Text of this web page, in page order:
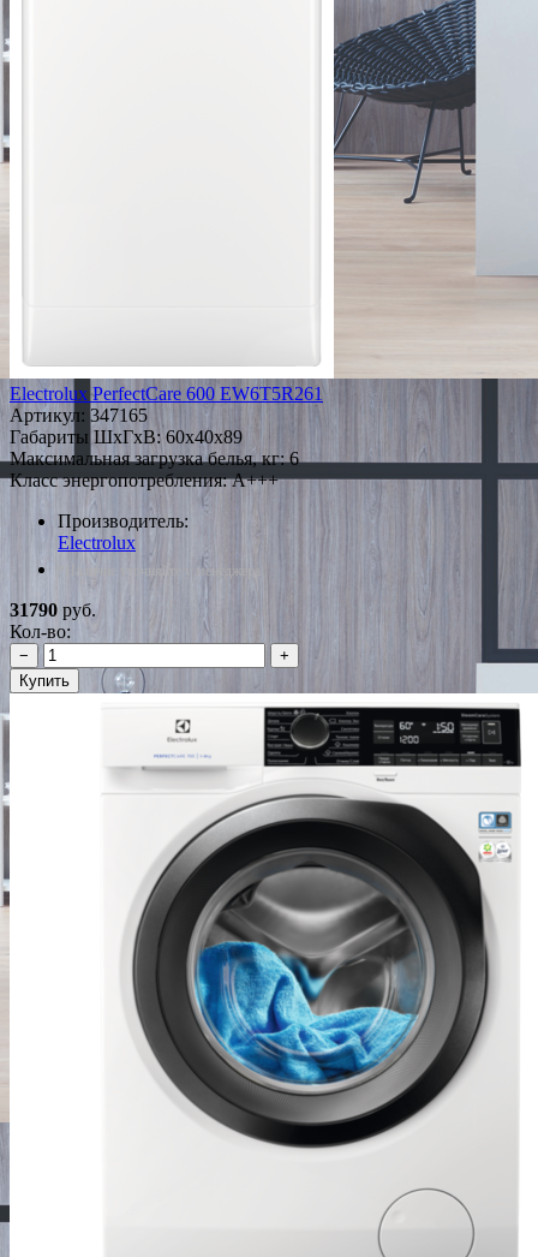
Electrolux PerfectCare 600 EW6T5R261
Артикул: 347165
Габариты ШxГxВ: 60x40x89
Максимальная загрузка белья, кг: 6
Класс энергопотребления: A+++
Производитель:
Electrolux
*Наличие уточняйте у менеджера
31790 руб.
Кол-во:
−
+
Купить